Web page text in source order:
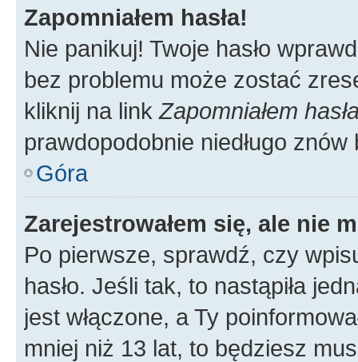
Zapomniałem hasła!
Nie panikuj! Twoje hasło
bez problemu może zostać
kliknij na link Zapomniałem
prawdopodobnie niedługo
Góra
Zarejestrowałem się, ale nie
Po pierwsze, sprawdź, czy
hasło. Jeśli tak, to nastąpiła
jest włączone, a Ty
mniej niż 13 lat, to będziesz